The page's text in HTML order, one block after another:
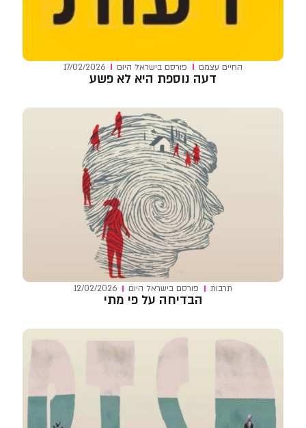
החיים עצמם פורסם בישראל היום 17/02/2026
דעה נוספת היא לא פשע
תרבות פורסם בישראל היום 12/02/2026
הבדיחה על פי מתי